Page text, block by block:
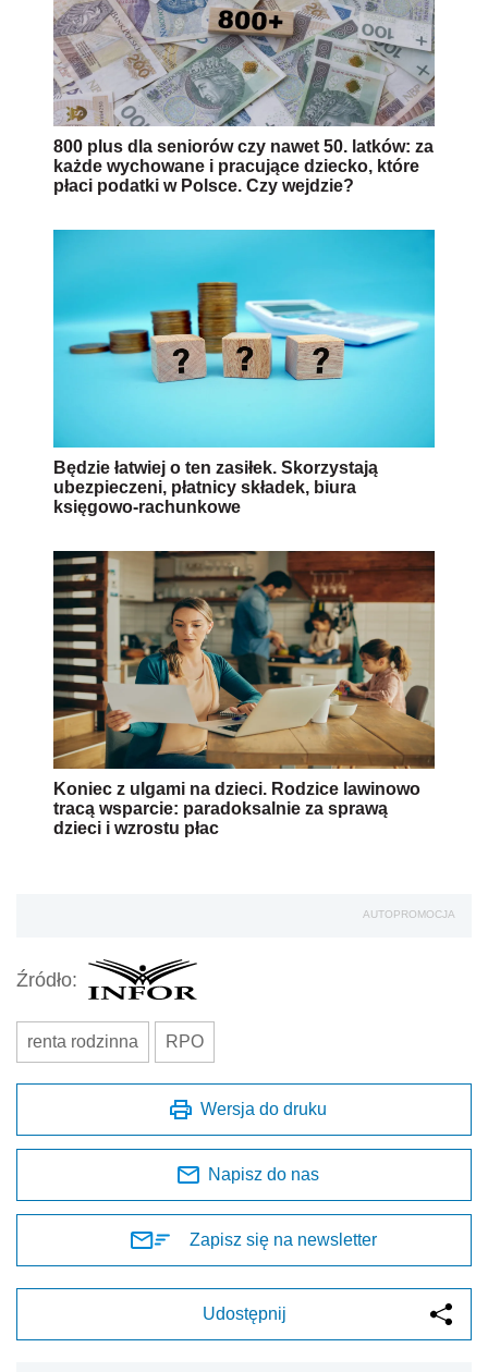
800 plus dla seniorów czy nawet 50. latków: za
każde wychowane i pracujące dziecko, które
płaci podatki w Polsce. Czy wejdzie?
Będzie łatwiej o ten zasiłek. Skorzystają
ubezpieczeni, płatnicy składek, biura
księgowo-rachunkowe
Koniec z ulgami na dzieci. Rodzice lawinowo
tracą wsparcie: paradoksalnie za sprawą
dzieci i wzrostu płac
AUTOPROMOCJA
Źródło:
renta rodzinna RPO
Wersja do druku
Napisz do nas
Zapisz się na newsletter
Udostępnij